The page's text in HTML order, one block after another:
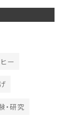
ー
・研究